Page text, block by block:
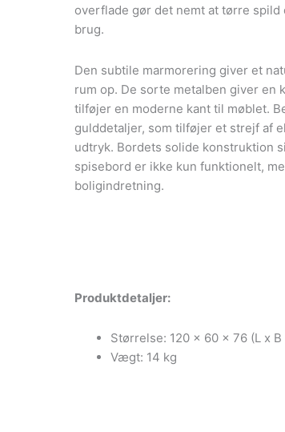
overflade gør det nemt at tørre
brug.
Den subtile marmorering giver et
rum op. De sorte metalben giver en
tilføjer en moderne kant til møblet.
gulddetaljer, som tilføjer et strejf af
udtryk. Bordets solide konstruktion
spisebord er ikke kun funktionelt,
boligindretning.
Produktdetaljer:
Størrelse: 120 x 60 x 76 (L x B
Vægt: 14 kg